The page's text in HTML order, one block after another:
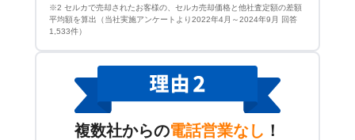
※2 セルカで売却されたお客様の、セルカ売却価格と他社査定額の差額
平均額を算出（当社実施アンケートより2022年4月～2024年9月 回答
1,533件）
複数社からの電話営業なし ！